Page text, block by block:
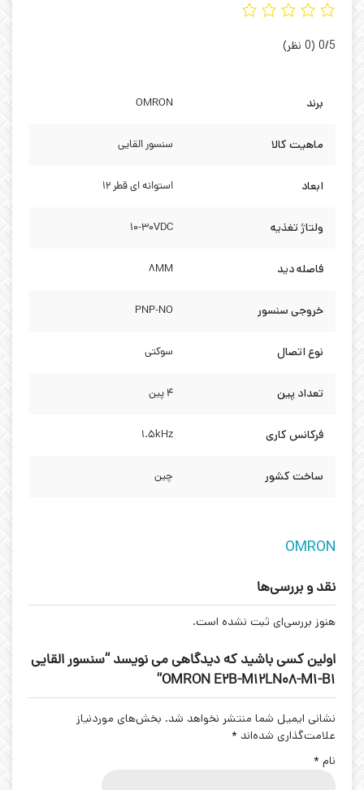
‫0/5 ‫(0 نظر)
برند OMRON
ماهیت کالا سنسور القایی
ابعاد استوانه ای قطر 12
ولتاژ تغذیه 10-30VDC
فاصله دید 8MM
خروجی سنسور PNP-NO
نوع اتصال سوکتی
تعداد پین 4 پین
فرکانس کاری 1.5kHz
ساخت کشور چین
OMRON
نقد و بررسی‌ها
هنوز بررسی‌ای ثبت نشده است.
اولین کسی باشید که دیدگاهی می نویسد “سنسور القایی
OMRON E2B-M12LN08-M1-B1”
نشانی ایمیل شما منتشر نخواهد شد. بخش‌های موردنیاز
علامت‌گذاری شده‌اند *
نام *